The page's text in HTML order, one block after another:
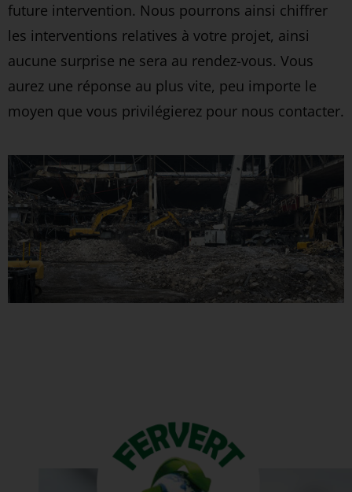
future intervention. Nous pourrons ainsi chiffrer
les interventions relatives à votre projet, ainsi
aucune surprise ne sera au rendez-vous. Vous
aurez une réponse au plus vite, peu importe le
moyen que vous privilégierez pour nous contacter.